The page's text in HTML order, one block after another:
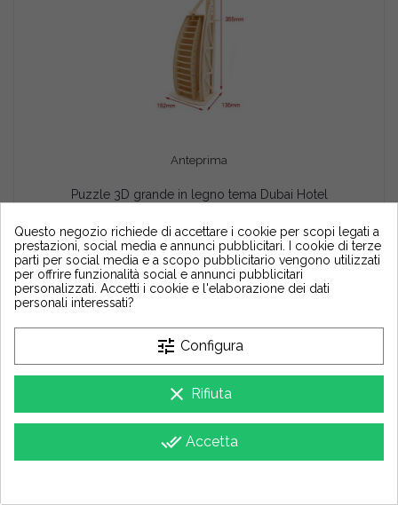
Anteprima
Puzzle 3D grande in legno tema Dubai Hotel
3,95 €
Puzzle 3D grande in legno tema Dubai Hotel
Questo negozio richiede di accettare i cookie per scopi legati a
prestazioni, social media e annunci pubblicitari. I cookie di terze
parti per social media e a scopo pubblicitario vengono utilizzati
per offrire funzionalità social e annunci pubblicitari
personalizzati. Accetti i cookie e l'elaborazione dei dati
personali interessati?
tune Configura
clear Rifiuta
done_all Accetta